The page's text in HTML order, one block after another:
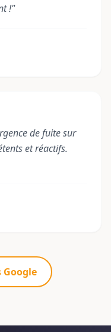
!"
de fuite sur
et réactifs.
Google